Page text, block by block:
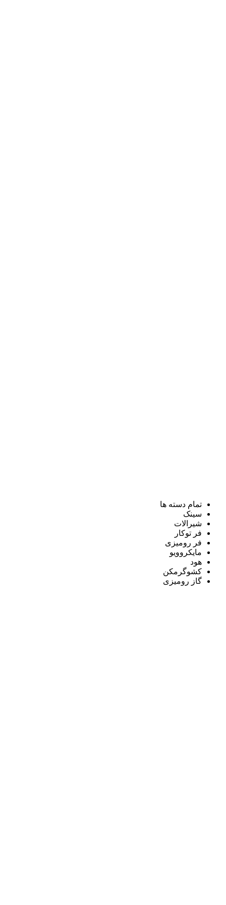
تمام دسته ها
سینک
شیرالات
فر توکار
فر رومیزی
مایکروویو
هود
کشوگرمکن
گاز رومیزی